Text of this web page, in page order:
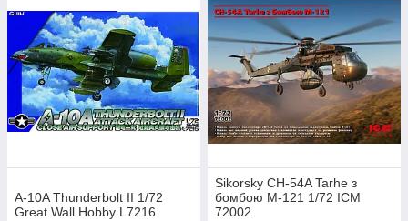
A-10A Thunderbolt II 1/72
Great Wall Hobby L7216
Sikorsky CH-54A Tarhe з
бомбою M-121 1/72 ICM
72002